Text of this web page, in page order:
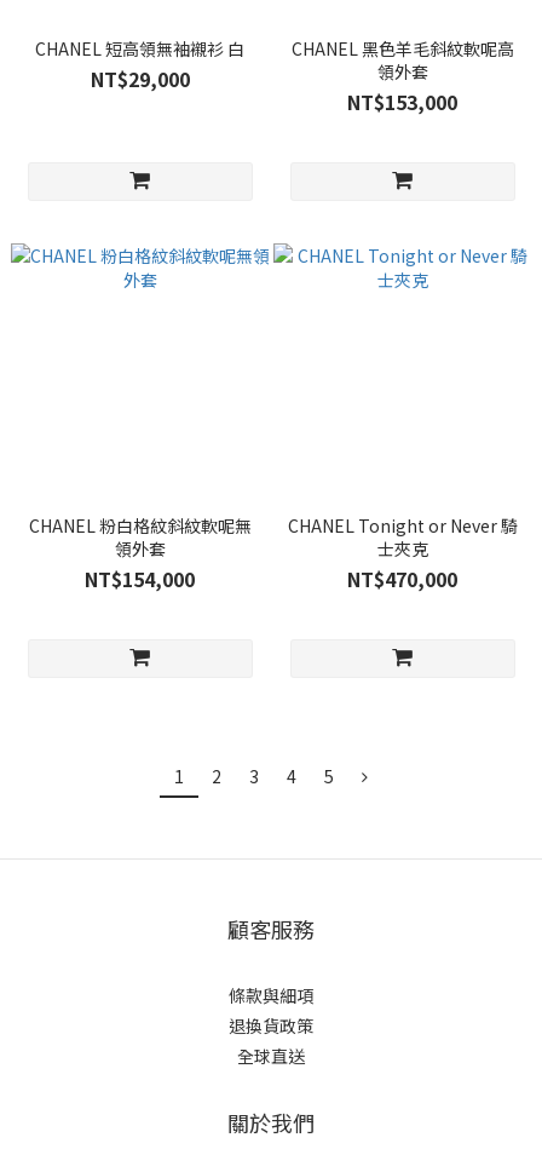
CHANEL 短高領無袖襯衫 白
NT$29,000
CHANEL 黑色羊毛斜紋軟呢高
領外套
NT$153,000
CHANEL 粉白格紋斜紋軟呢無
領外套
NT$154,000
CHANEL Tonight or Never 騎
士夾克
NT$470,000
1 2 3 4 5
顧客服務
條款與細項
退換貨政策
全球直送
關於我們